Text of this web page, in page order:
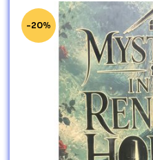
-20%